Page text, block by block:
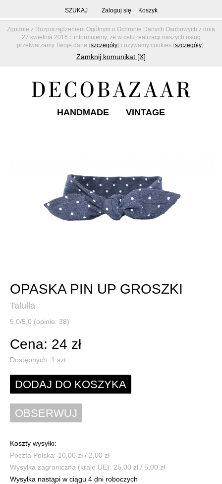
Zgodnie z Rozporządzeniem Ogólnym o Ochronie Danych Osobowych z dnia
27 kwietnia 2016 r. informujemy, że w celu realizacji naszych usług
przetwarzamy Twoje dane (szczegóły) i używamy cookies (szczegóły).
Zamknij komunikat [X]
SZUKAJ Zaloguj się Koszyk
HANDMADE VINTAGE
OPASKA PIN UP GROSZKI
Talulla
5,0/5,0 (opinie: 38)
Cena: 24 zł
Dostępnych: 1 szt.
Koszty wysyłki:
Poczta Polska: 10,00 zł / 2,00 zł
Wysyłka zagraniczna (kraje UE): 25,00 zł / 5,00 zł
Wysyłka nastąpi w ciągu 4 dni roboczych